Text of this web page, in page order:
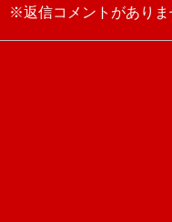
※返信コメントがありま